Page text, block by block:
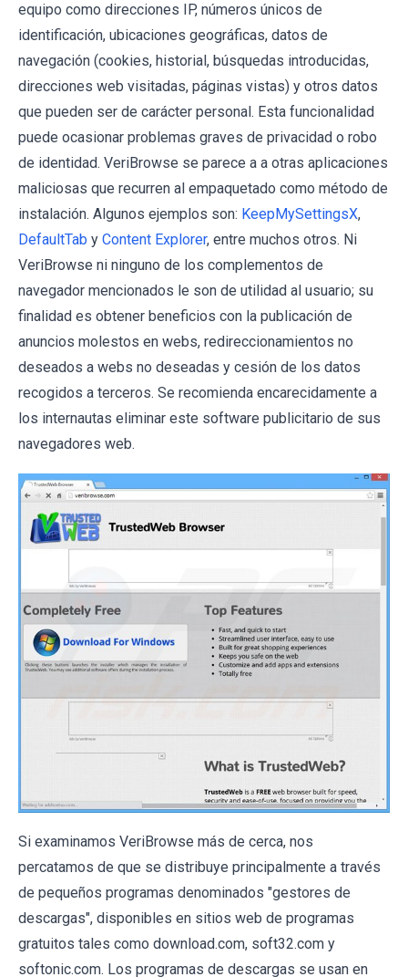
equipo como direcciones IP, números únicos de
identificación, ubicaciones geográficas, datos de
navegación (cookies, historial, búsquedas introducidas,
direcciones web visitadas, páginas vistas) y otros datos
que pueden ser de carácter personal. Esta funcionalidad
puede ocasionar problemas graves de privacidad o robo
de identidad. VeriBrowse se parece a a otras aplicaciones
maliciosas que recurren al empaquetado como método de
instalación. Algunos ejemplos son: KeepMySettingsX,
DefaultTab y Content Explorer, entre muchos otros. Ni
VeriBrowse ni ninguno de los complementos de
navegador mencionados le son de utilidad al usuario; su
finalidad es obtener beneficios con la publicación de
anuncios molestos en webs, redireccionamientos no
deseados a webs no deseadas y cesión de los datos
recogidos a terceros. Se recomienda encarecidamente a
los internautas eliminar este software publicitario de sus
navegadores web.
Si examinamos VeriBrowse más de cerca, nos
percatamos de que se distribuye principalmente a través
de pequeños programas denominados "gestores de
descargas", disponibles en sitios web de programas
gratuitos tales como download.com, soft32.com y
softonic.com. Los programas de descargas se usan en